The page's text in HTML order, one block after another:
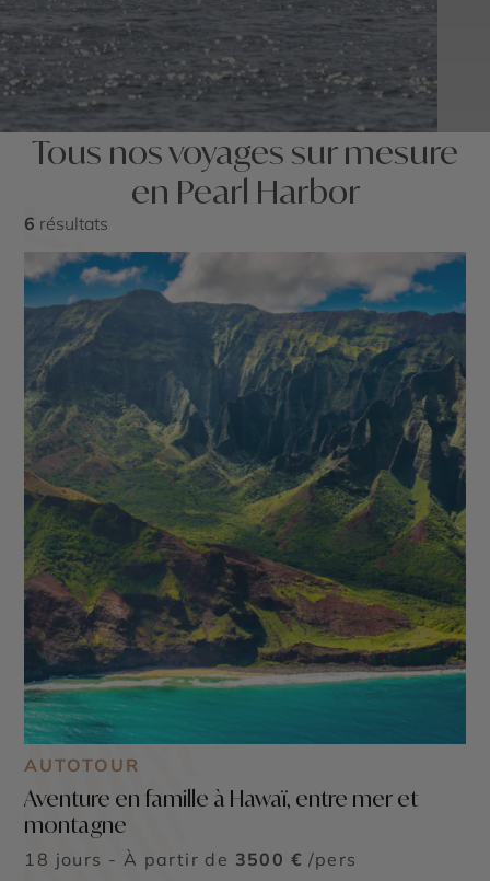
Tous nos voyages sur mesure
en Pearl Harbor
6 résultats
AUTOTOUR
Aventure en famille à Hawaï, entre mer et
montagne
18 jours - À partir de 3500 € /pers